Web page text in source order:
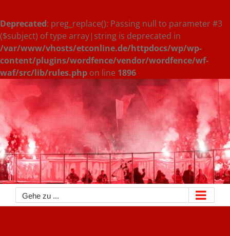
Deprecated: preg_replace(): Passing null to parameter #3
($subject) of type array|string is deprecated in
/var/www/vhosts/etconline.de/httpdocs/wp/wp-
content/plugins/wordfence/vendor/wordfence/wf-
waf/src/lib/rules.php on line 1896
Zum
Inhalt
springen
Gehe zu ...